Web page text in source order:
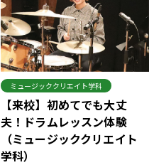
ミュージッククリエイト学科
【来校】初めてでも大丈
夫！ドラムレッスン体験
（ミュージッククリエイト
学科）